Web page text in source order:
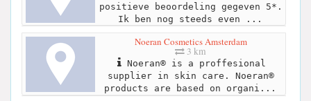
positieve beoordeling gegeven 5*.
Ik ben nog steeds even ...
Noeran Cosmetics Amsterdam
3 km
Noeran® is a proffesional
supplier in skin care. Noeran®
products are based on organi...